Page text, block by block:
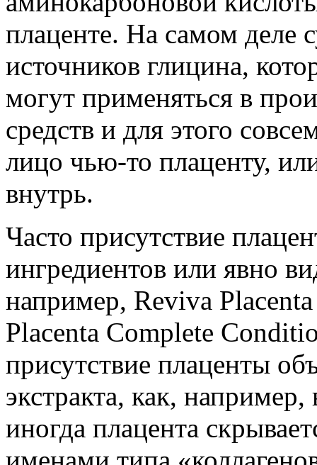
плаценте. На самом деле
источников глицина,
могут применяться в
средств и для этого
лицо чью-то плаценту,
внутрь.
Часто присутствие
ингредиентов или явно
например, Reviva
Placenta Complete
присутствие плаценты
экстракта, как,
иногда плацента